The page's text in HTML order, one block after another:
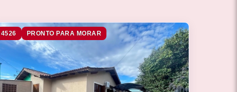
4526 PRONTO PARA MORAR